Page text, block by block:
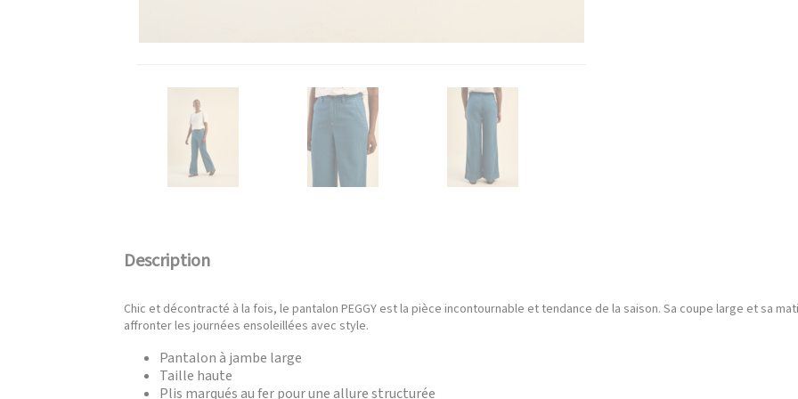
Description
Chic et décontracté à la fois, le pantalon PEGGY est la pièce incontournable et tendance de la saison. Sa coupe large et sa
affronter les journées ensoleillées avec style.
Pantalon à jambe large
Taille haute
Plis marqués au fer pour une allure structurée